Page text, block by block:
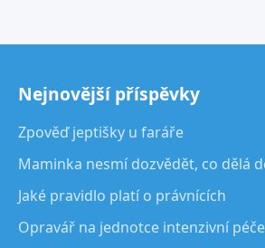
Nejnovější příspěvky
Zpověď jeptišky u faráře
Maminka nesmí dozvědět, co dělá
Jaké pravidlo platí o právnících
Opravář na jednotce intenzivní péče